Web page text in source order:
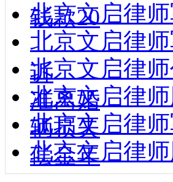
钱款20
北京文启律
北京文启律
诉
北京文启律
准离婚
北京文启律
辆损失
北京文启律
偿金年
北京文启律